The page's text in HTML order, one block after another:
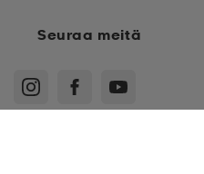
Seuraa meitä